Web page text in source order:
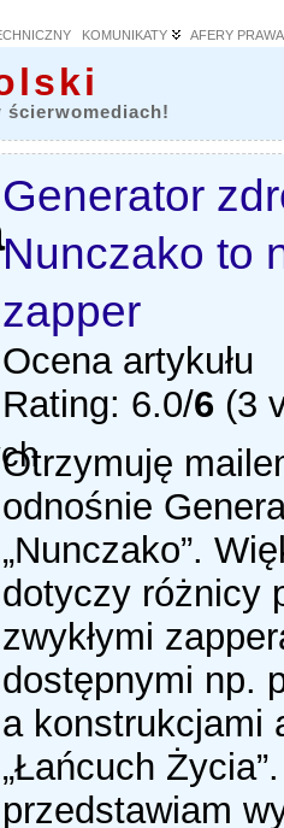
KOMUNIKATY AFERY PRAWA
ścierwomediach!
Generator
Nunczako to
zapper
Ocena artykułu
Rating: 6.0/6 (3
Otrzymuję
odnośnie
„Nunczako”.
dotyczy różnicy
zwykłymi
dostępnymi np.
a konstrukcjami
„Łańcuch
przedstawiam